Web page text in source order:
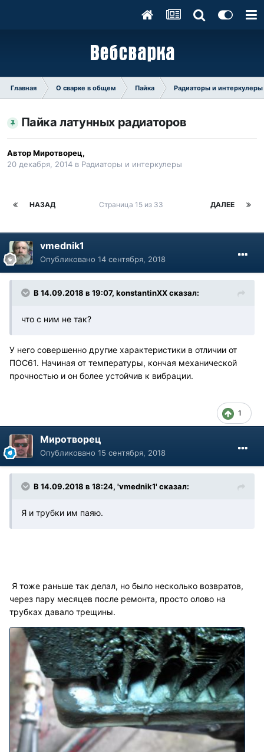
Главная О сварке в общем Пайка Радиаторы и интеркулеры
Пайка латунных радиаторов
АвторМиротворец,
20 декабря, 2014 в Радиаторы и интеркулеры
НАЗАД ДАЛЕЕ
Страница 15 из 33
vmednik1
Опубликовано 14 сентября, 2018
В 14.09.2018 в 19:07, konstantinXX сказал:
что с ним не так?
У него совершенно другие характеристики в отличии от
ПОС61. Начиная от температуры, кончая механической
прочностью и он более устойчив к вибрации.
1
Миротворец
Опубликовано 15 сентября, 2018
В 14.09.2018 в 18:24, 'vmednik1' сказал:
Я и трубки им паяю.
Я тоже раньше так делал, но было несколько возвратов,
через пару месяцев после ремонта, просто олово на
трубках давало трещины.